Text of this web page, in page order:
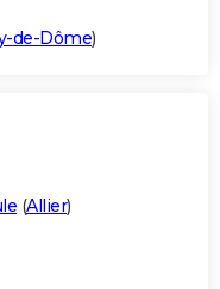
de-Dôme)
(Allier)